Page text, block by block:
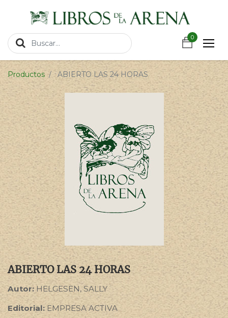
0
0
Productos ABIERTO LAS 24 HORAS
ABIERTO LAS 24 HORAS
Autor: HELGESEN, SALLY
Editorial: EMPRESA ACTIVA